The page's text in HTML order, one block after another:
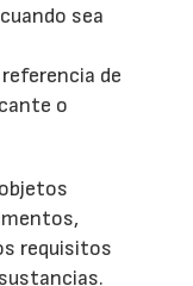
sea
de
o
requisitos